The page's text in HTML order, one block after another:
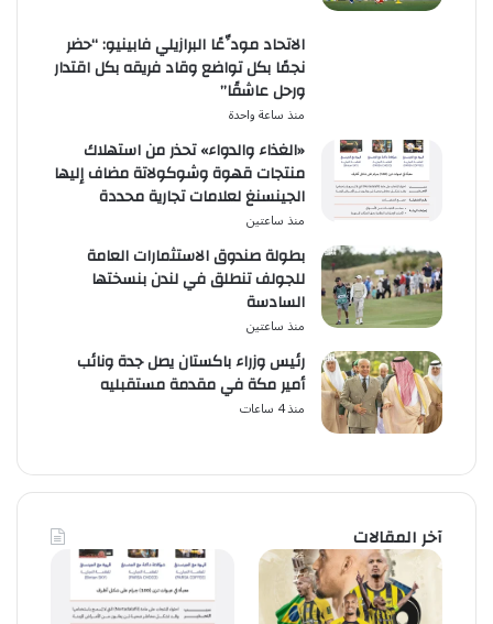
الاتحاد مودِّعًا البرازيلي فابينيو: “حضر
نجمًا بكل تواضع وقاد فريقه بكل اقتدار
ورحل عاشقًا”
منذ ساعة واحدة
«الغذاء والدواء» تحذر من استهلاك
منتجات قهوة وشوكولاتة مضاف إليها
الجينسنغ لعلامات تجارية محددة
منذ ساعتين
بطولة صندوق الاستثمارات العامة
للجولف تنطلق في لندن بنسختها
السادسة
منذ ساعتين
رئيس وزراء باكستان يصل جدة ونائب
أمير مكة في مقدمة مستقبليه
منذ 4 ساعات
آخر المقالات